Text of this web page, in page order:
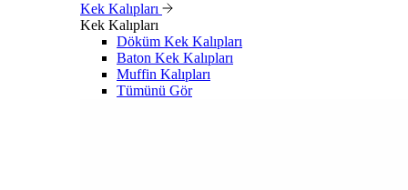
Kek Kalıpları
Kek Kalıpları
Döküm Kek Kalıpları
Baton Kek Kalıpları
Muffin Kalıpları
Tümünü Gör